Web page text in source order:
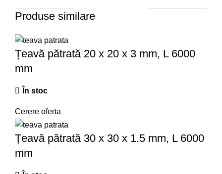
Produse similare
Țeavă pătrată 20 x 20 x 3 mm, L 6000
mm
În stoc
Cerere oferta
Țeavă pătrată 30 x 30 x 1.5 mm, L 6000
mm